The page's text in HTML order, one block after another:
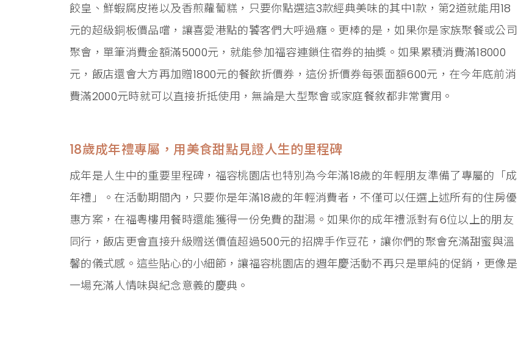
餃皇、鮮蝦腐皮捲以及香煎蘿蔔糕，只要你點選這3款經典美味的其中1款，第2道就能用18
元的超級銅板價品嚐，讓喜愛港點的饕客們大呼過癮。更棒的是，如果你是家族聚餐或公司
聚會，單筆消費金額滿5000元，就能參加福容連鎖住宿券的抽獎。如果累積消費滿18000
元，飯店還會大方再加贈1800元的餐飲折價券，這份折價券每張面額600元，在今年底前消
費滿2000元時就可以直接折抵使用，無論是大型聚會或家庭餐敘都非常實用。
18歲成年禮專屬，用美食甜點見證人生的里程碑
成年是人生中的重要里程碑，福容桃園店也特別為今年滿18歲的年輕朋友準備了專屬的「成
年禮」。在活動期間內，只要你是年滿18歲的年輕消費者，不僅可以任選上述所有的住房優
惠方案，在福粵樓用餐時還能獲得一份免費的甜湯。如果你的成年禮派對有6位以上的朋友
同行，飯店更會直接升級贈送價值超過500元的招牌手作豆花，讓你們的聚會充滿甜蜜與溫
馨的儀式感。這些貼心的小細節，讓福容桃園店的週年慶活動不再只是單純的促銷，更像是
一場充滿人情味與紀念意義的慶典。